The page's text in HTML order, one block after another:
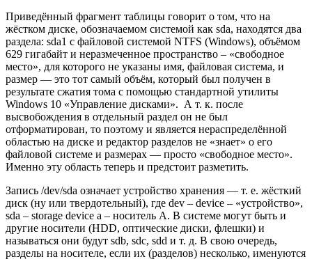
Приведённый фрагмент таблицы говорит о том, что на
жёстком диске, обозначаемом системой как sda, находятся два
раздела: sda1 c файловой системой NTFS (Windows), объёмом
629 гигабайт и неразмеченное пространство – «свободное
место», для которого не указаны имя, файловая система, и
размер — это тот самый объём, который был получен в
результате сжатия тома с помощью стандартной утилиты
Windows 10 «Управление дисками». А т. к. после
высвобождения в отдельный раздел он не был
отформатирован, то поэтому и является нераспределённой
областью на диске и редактор разделов не «знает» о его
файловой системе и размерах — просто «свободное место».
Именно эту область теперь и предстоит разметить.
Запись /dev/sda означает устройство хранения — т. е. жёсткий
диск (ну или твердотельный), где dev – device – «устройство»,
sda – storage device a – носитель А. В системе могут быть и
другие носители (HDD, оптические диски, флешки) и
называться они будут sdb, sdc, sdd и т. д. В свою очередь,
разделы на носителе, если их (разделов) несколько, именуются